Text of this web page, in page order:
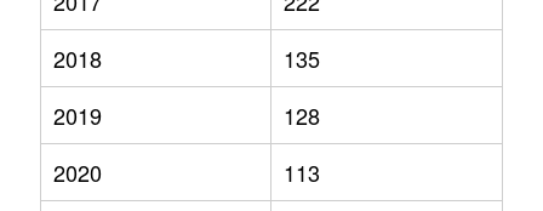
2018
135
2019
128
2020
113